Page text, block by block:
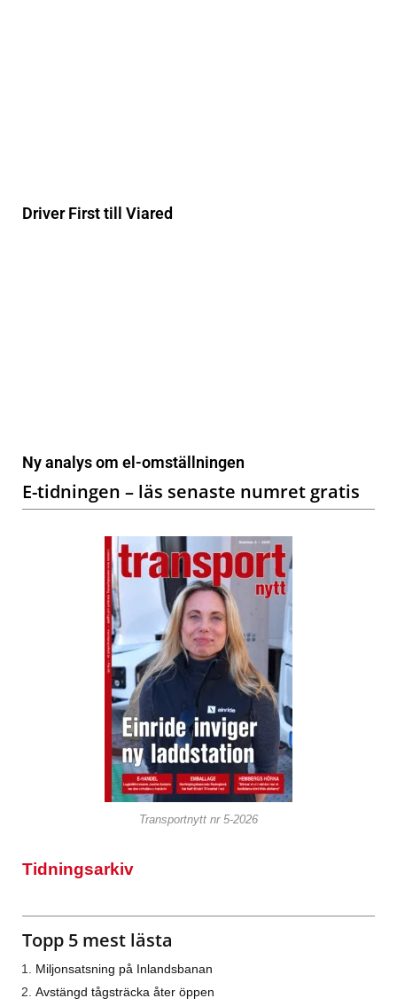
Driver First till Viared
Ny analys om el-omställningen
E-tidningen – läs senaste numret gratis
Transportnytt nr 5-2026
Tidningsarkiv
Topp 5 mest lästa
Miljonsatsning på Inlandsbanan
Avstängd tågsträcka åter öppen